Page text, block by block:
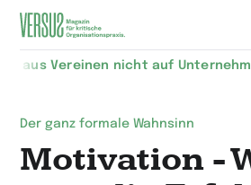
Zur
aus Vereinen nicht auf
Der ganz formale Wahnsinn
Motivation -